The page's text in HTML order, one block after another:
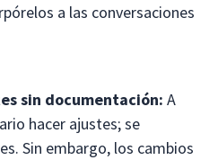
a las conversaciones
sin documentación:A
hacer ajustes; se
Sin embargo, los cambios